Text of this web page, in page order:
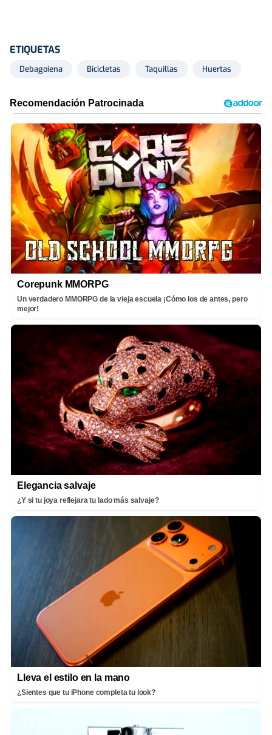
ETIQUETAS
Debagoiena Bicicletas Taquillas Huertas
Corepunk MMORPG
Un verdadero MMORPG de la vieja escuela ¡Cómo los de antes, pero
mejor!
Elegancia salvaje
¿Y si tu joya reflejara tu lado más salvaje?
Lleva el estilo en la mano
¿Sientes que tu iPhone completa tu look?